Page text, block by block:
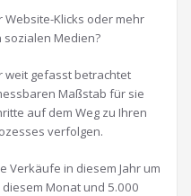
Klicks oder mehr
sozialen Medien?
weit gefasst betrachtet
Maßstab für sie
auf dem Weg zu Ihren
verfolgen.
Verkäufe in diesem Jahr um
Monat und 5.000